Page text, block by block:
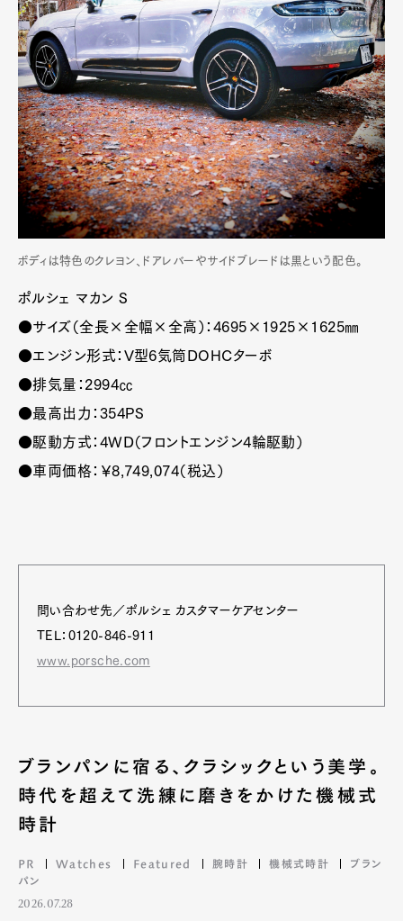
Art&Design WatchFashion
GourmetCars
ボディは特色のクレヨン、ドアレバーやサイドブレードは黒という配色。
ポルシェ マカン S
●サイズ（全長×全幅×全高）：4695×1925×1625㎜
●エンジン形式：V型6気筒DOHCターボ
●排気量：2994㏄
●最高出力：354PS
●駆動方式：4WD（フロントエンジン4輪駆動）
●車両価格：￥8,749,074（税込）
問い合わせ先／ポルシェ カスタマーケアセンター
TEL：0120-846-911
www.porsche.com
ブランパンに宿る、クラシックという美学。
時代を超えて洗練に磨きをかけた機械式
時計
PR Watches Featured 腕時計 機械式時計
ブラン
パン
2026.07.28